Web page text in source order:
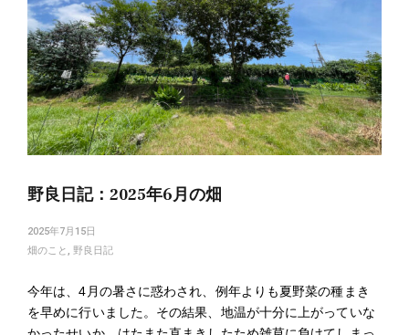
野良日記：2025年6月の畑
2025年7月15日
畑のこと , 野良日記
今年は、4月の暑さに惑わされ、例年よりも夏野菜の種まき
を早めに行いました。その結果、地温が十分に上がっていな